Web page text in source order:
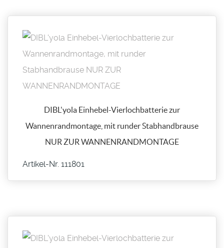
DIBL'yola Einhebel-Vierlochbatterie zur
Wannenrandmontage, mit runder Stabhandbrause
NUR ZUR WANNENRANDMONTAGE
Artikel-Nr. 111801